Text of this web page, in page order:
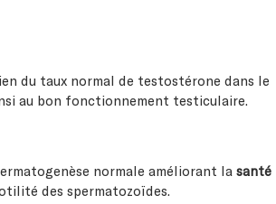
du taux normal de testostérone dans le
au bon fonctionnement testiculaire.
normale améliorant la santé
des spermatozoïdes.